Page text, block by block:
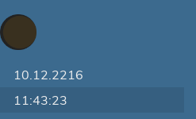
10.12.2216
11:43:23